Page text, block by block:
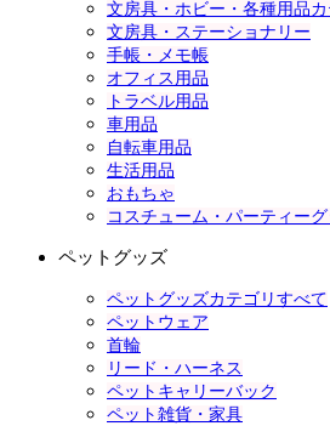
文房具・ホビー・各種用品
文房具・ステーショナリー
手帳・メモ帳
オフィス用品
トラベル用品
車用品
自転車用品
生活用品
おもちゃ
コスチューム・パーティー
ペットグッズ
ペットグッズカテゴリすべて
ペットウェア
首輪
リード・ハーネス
ペットキャリーバック
ペット雑貨・家具